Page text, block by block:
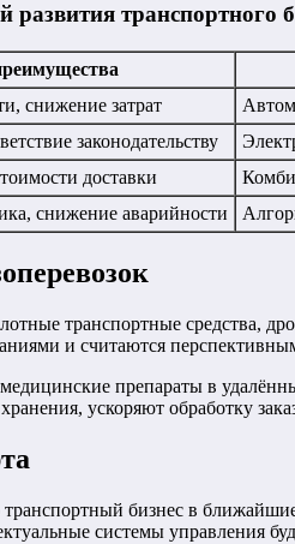
транспортного
снижение затрат
законодательству
доставки
снижение аварийности
транспортные средства,
и считаются
препараты в
ускоряют обработку
бизнес в
системы управления